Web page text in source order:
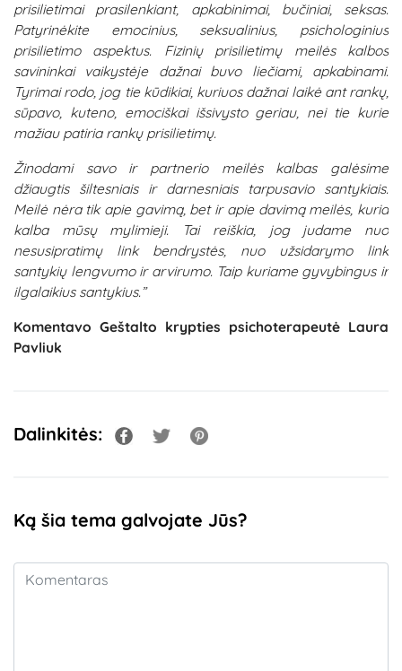
prisilietimai prasilenkiant, apkabinimai, bučiniai, seksas.
Patyrinėkite emocinius, seksualinius, psichologinius
prisilietimo aspektus. Fizinių prisilietimų meilės kalbos
savininkai vaikystėje dažnai buvo liečiami, apkabinami.
Tyrimai rodo, jog tie kūdikiai, kuriuos dažnai laikė ant rankų,
sūpavo, kuteno, emociškai išsivysto geriau, nei tie kurie
mažiau patiria rankų prisilietimų.
Žinodami savo ir partnerio meilės kalbas galėsime
džiaugtis šiltesniais ir darnesniais tarpusavio santykiais.
Meilė nėra tik apie gavimą, bet ir apie davimą meilės, kuria
kalba mūsų mylimieji. Tai reiškia, jog judame nuo
nesusipratimų link bendrystės, nuo užsidarymo link
santykių lengvumo ir arvirumo. Taip kuriame gyvybingus ir
ilgalaikius santykius.”
Komentavo Geštalto krypties psichoterapeutė Laura
Pavliuk
Dalinkitės:
Ką šia tema galvojate Jūs?